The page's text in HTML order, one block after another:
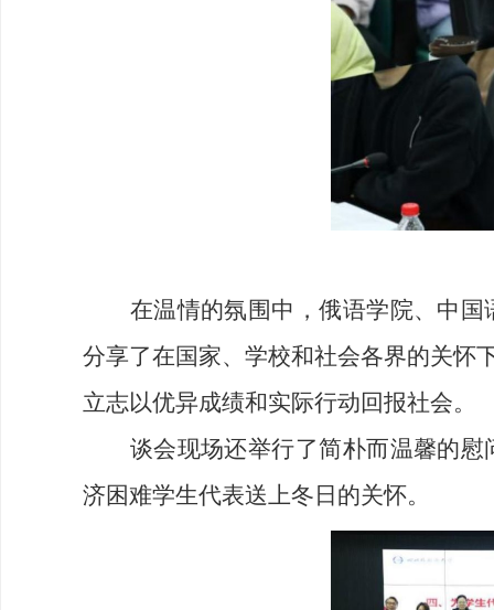
在温情的氛围中，俄语学院、中
分享了在国家、学校和社会各界的关怀
立志以优异成绩和实际行动回报社会。
谈会现场还举行了简朴而温馨的
济困难学生代表送上冬日的关怀。